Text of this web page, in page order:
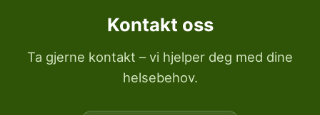
Kontakt oss
Ta gjerne kontakt – vi hjelper deg med dine
helsebehov.